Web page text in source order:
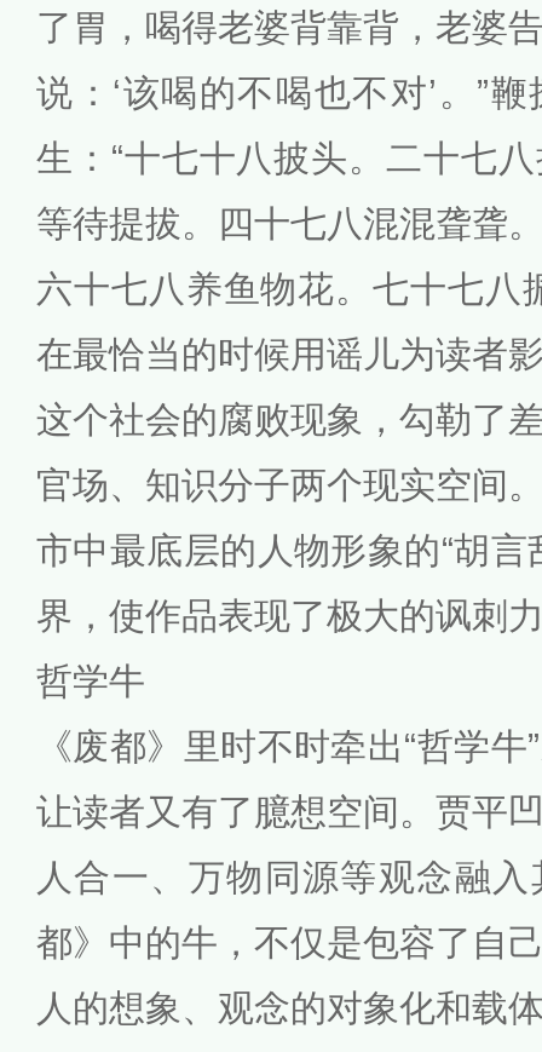
了胃，喝得老婆背靠背，老婆
说：‘该喝的不喝也不对’。”
生：“十七十八披头。二十七
等待提拔。四十七八混混聋聋
六十七八养鱼物花。七十七八
在最恰当的时候用谣儿为读者
这个社会的腐败现象，勾勒了
官场、知识分子两个现实空间
市中最底层的人物形象的“胡言
界，使作品表现了极大的讽刺
哲学牛
《废都》里时不时牵出“哲学
让读者又有了臆想空间。贾平
人合一、万物同源等观念融
都》中的牛，不仅是包容了自
人的想象、观念的对象化和载